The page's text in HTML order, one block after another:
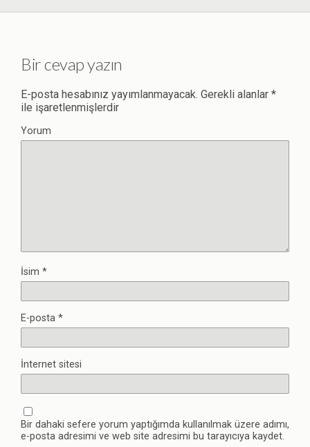
Bir cevap yazın
E-posta hesabınız yayımlanmayacak. Gerekli alanlar *
ile işaretlenmişlerdir
Yorum
İsim *
E-posta *
İnternet sitesi
Bir dahaki sefere yorum yaptığımda kullanılmak üzere adımı,
e-posta adresimi ve web site adresimi bu tarayıcıya kaydet.